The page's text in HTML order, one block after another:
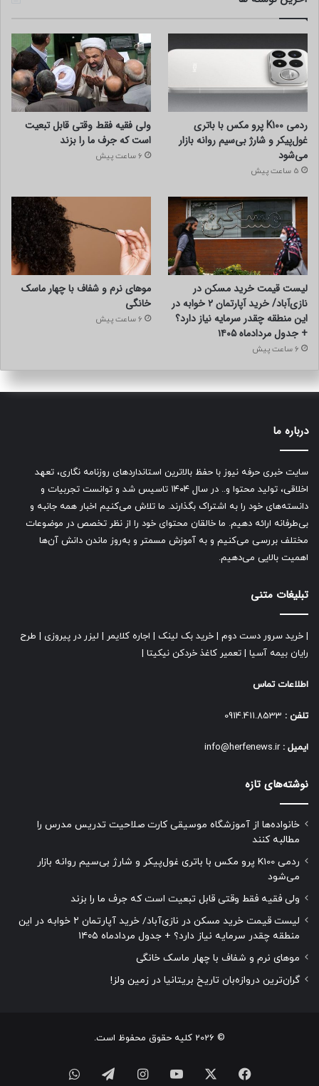
ردمی K100 پرو مکس با باتری
غول‌پیکر و شارژ بی‌سیم روانه بازار
می‌شود
5 ساعت پیش
ولی فقیه فقط وقتی قابل تبعیت
است که جرف ما را بزند
6 ساعت پیش
لیست قیمت خرید مسکن در
نازی‌آباد/ خرید آپارتمان ۲ خوابه در
این منطقه چقدر سرمایه نیاز دارد؟
+ جدول مردادماه ۱۴۰۵
6 ساعت پیش
موهای نرم و شفاف با چهار ماسک
خانگی
6 ساعت پیش
درباره ما
سایت خبری حرفه نیوز با حفظ بالاترین استانداردهای روزنامه نگاری، تعهد
اخلاقی، تولید محتوا و.. در سال ۱۴۰۴ تاسیس شد و توانست تجربیات و
دانسته‌های خود را به اشتراک بگذارند. ما تلاش می‌کنیم اخبار همه جانبه و
بی‌طرفانه ارائه دهیم. ما خالقان محتوای خود را از نظر تخصص در موضوعات
مختلف بررسی می‌کنیم و به آموزش مسمتر و به‌روز ماندن دانش آن‌ها
اهمیت بالایی می‌دهیم.
تبلیغات متنی
خرید سرور دست دوم خرید بک لینک اجاره کلایمر لیزر در پیروزی
طرح
رایان بیمه آسیا
تعمیر کاغذ خردکن نیکیتا
اطلاعات تماس
تلفن :
ایمیل : info@herfenews.ir
نوشته‌های تازه
خانواده‌ها از آموزشگاه موسیقی کارت صلاحیت تدریس مدرس را
مطالبه کنند
ردمی K100 پرو مکس با باتری غول‌پیکر و شارژ بی‌سیم روانه بازار
می‌شود
ولی فقیه فقط وقتی قابل تبعیت است که جرف ما را بزند
لیست قیمت خرید مسکن در نازی‌آباد/ خرید آپارتمان ۲ خوابه در این
منطقه چقدر سرمایه نیاز دارد؟ + جدول مردادماه ۱۴۰۵
موهای نرم و شفاف با چهار ماسک خانگی
گران‌ترین دروازه‌بان تاریخ بریتانیا در زمین ولز!
© 2026 کلیه حقوق محفوظ است.
فیسبوک ایکس یوتیوب اینستاگرامتلگرام